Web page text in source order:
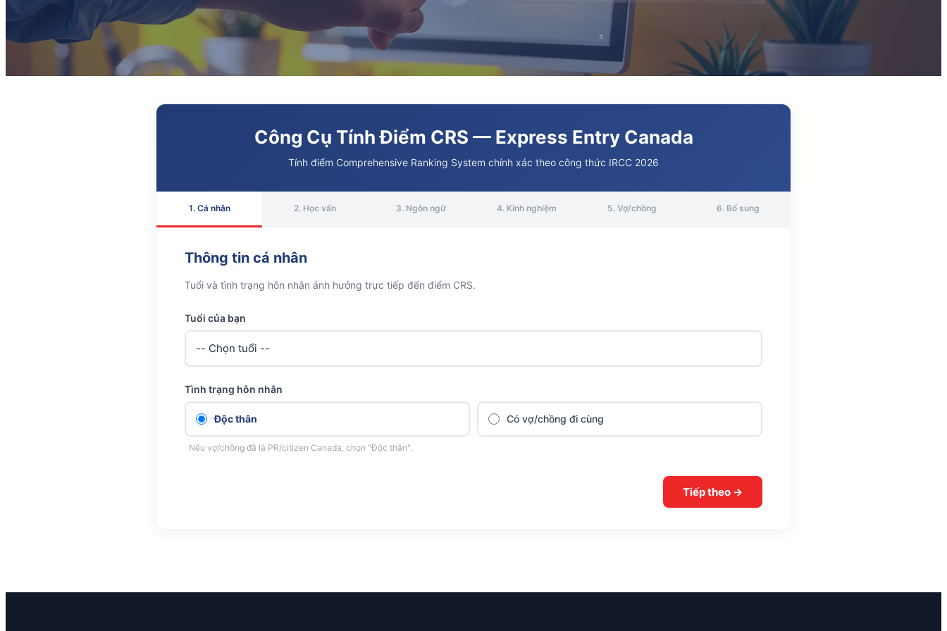
Công Cụ Tính Điểm CRS — Express Entry Canada
Tính điểm Comprehensive Ranking System chính xác theo công thức IRCC 2026
1. Cá nhân 2. Học vấn 3. Ngôn ngữ 4. Kinh nghiệm 5. Vợ/chồng 6. Bổ sung
Thông tin cá nhân
Tuổi và tình trạng hôn nhân ảnh hưởng trực tiếp đến điểm CRS.
Tuổi của bạn
Tình trạng hôn nhân
Độc thân Có vợ/chồng đi cùng
Nếu vợ/chồng đã là PR/citizen Canada, chọn "Độc thân".
Tiếp theo →